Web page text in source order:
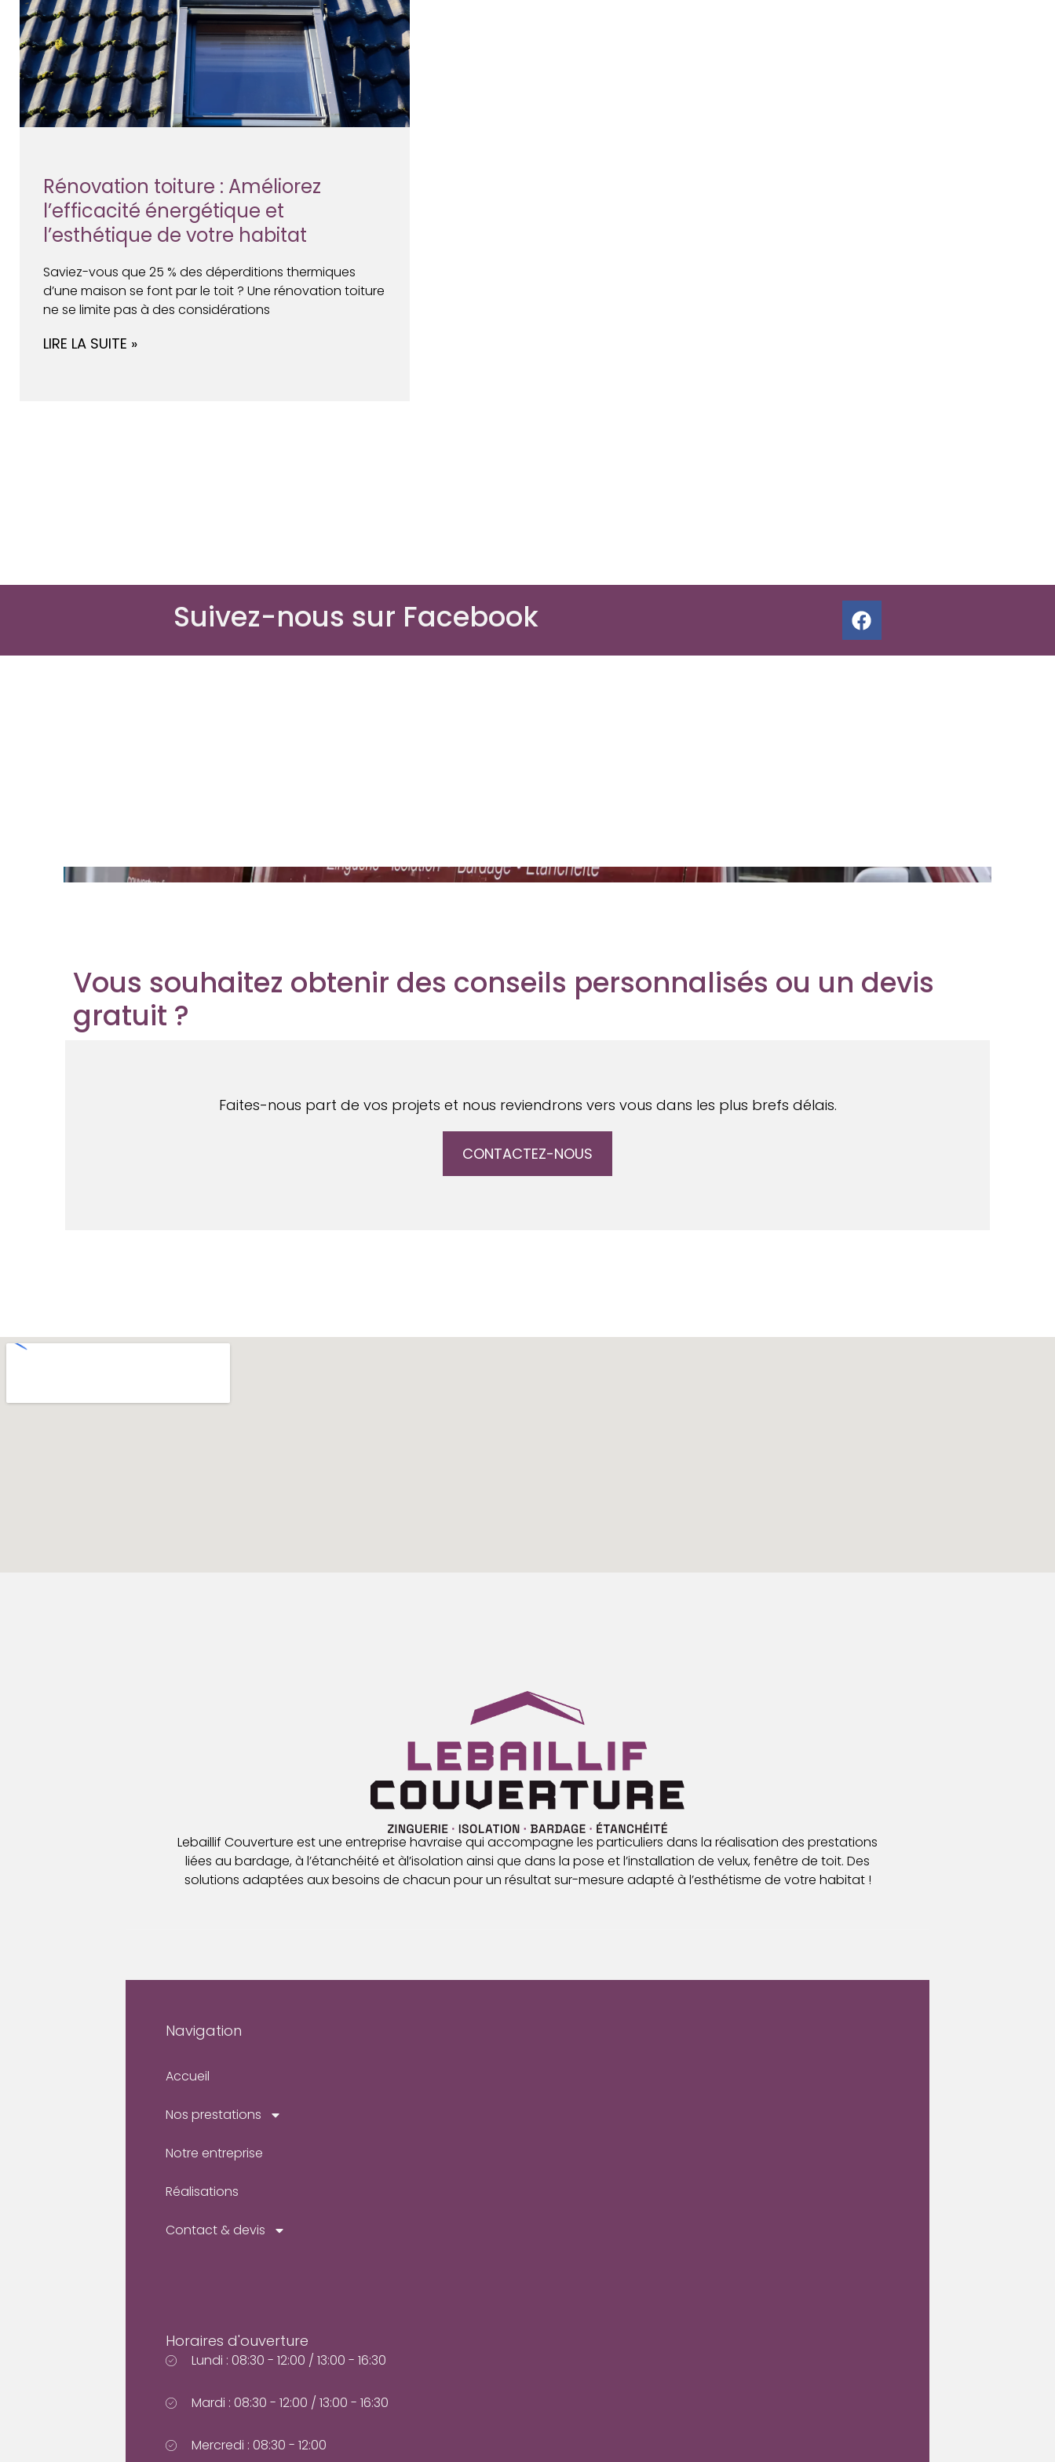
Rénovation toiture : Améliorez
l’efficacité énergétique et
l’esthétique de votre habitat
Saviez-vous que 25 % des déperditions thermiques
d’une maison se font par le toit ? Une rénovation toiture
ne se limite pas à des considérations
LIRE LA SUITE »
Suivez-nous sur Facebook
Vous souhaitez obtenir des conseils personnalisés ou un devis
gratuit ?
Faites-nous part de vos projets et nous reviendrons vers vous dans les plus brefs délais.
CONTACTEZ-NOUS
Lebaillif Couverture est une entreprise havraise qui accompagne les particuliers dans la réalisation des prestations
liées au bardage, à l’étanchéité et àl’isolation ainsi que dans la pose et l’installation de velux, fenêtre de toit. Des
solutions adaptées aux besoins de chacun pour un résultat sur-mesure adapté à l’esthétisme de votre habitat !
Navigation
Accueil
Nos prestations
Notre entreprise
Réalisations
Contact & devis
Horaires d'ouverture
Lundi : 08:30 - 12:00 / 13:00 - 16:30
Mardi : 08:30 - 12:00 / 13:00 - 16:30
Mercredi : 08:30 - 12:00